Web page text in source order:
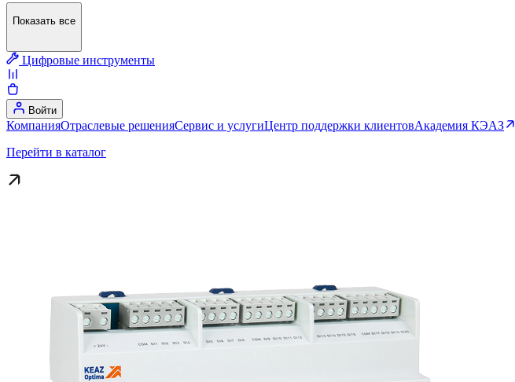
Показать все
Цифровые инструменты
Войти
КомпанияОтраслевые решенияСервис и услугиЦентр поддержки клиентовАкадемия КЭАЗ
Перейти в каталог